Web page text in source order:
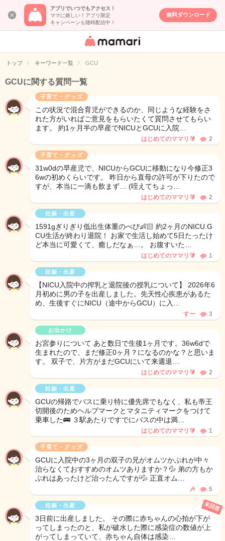
アプリでいつでもアクセス！
ママに嬉しい！アプリ限定
キャンペーンも随時配信中！
無料ダウンロード
女性専用匿名QA
イト
トップ キーワード一覧 GCU
GCUに関する質問一覧
子育て・グッズ
この状況で混合育児ができるのか、同じような経験をさ
れた方がいればご意見をもらいたくて質問させてもらい
ます。 約1ヶ月半の早産でNICUとGCUに入院…
はじめてのママリ🔰 2
子育て・グッズ
31w0dの早産児で、NICUからGCUに移動になり今修正3
6wの初めくらいです。 昨日から直母の許可が下りたので
すが、本当に一滴も飲まず… (咥えてちょっ…
はじめてのママリ🔰 2
妊娠・出産
1591gぎりぎり低出生体重のべび👶🏻 約2ヶ月のNICU.G
CU生活が終わり退院！ お家で生活し始めて5日たったけ
ど本当に可愛くて、癒しだなぁ…。 お腹すいた…
はじめてのママリ🔰 1
妊娠・出産
【NICU入院中の搾乳と退院後の授乳について】 2026年6
月初めに男の子を出産しました。先天性心疾患があるた
め、生後すぐにNICU（途中からGCU）に入…
すー 3
お出かけ
お宮参りについて あと数日で生後1ヶ月です。36w6dで
生まれたので、まだ修正0ヶ月？になるのかな？と思いま
す。 双子で、片方がまだGCUにいて来週退…
はじめてのママリ🔰 2
妊娠・出産
GCUの帰路でバスに乗り特に優先席でもなく、私も帝王
切開後のためヘルプマークとマタニティマークをつけて
乗車した🚌 ３駅あたりですでにバスの中は満…
はじめてのママリ🔰 1
子育て・グッズ
GCUに入院中の3ヶ月の双子の兄がオムツかぶれが中々
治らなくておすすめのオムツありますか？💦 弟の方もか
ぶれはあったけど治ったんですが💦 正直オム…
🎶 5
妊娠・出産
3日前に出産しました。 その際に赤ちゃんの心拍が下が
ってしまったのと、私が破水した際に感染症の数値が上
がってしまっていて、赤ちゃん自体は感染…
未回答